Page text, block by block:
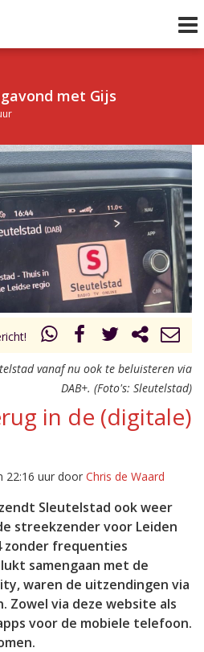
met Gijs
1 van 0 Volgend uur
vanaf nu ook te beluisteren via
DAB+. (Foto's: Sleutelstad)
in de (digitale)
22:16 uur door Chris de Waard
Sleutelstad ook weer
streekzender voor Leiden
zonder frequenties
samengaan met de
waren de uitzendingen via
via deze website als
voor de mobiele telefoon.